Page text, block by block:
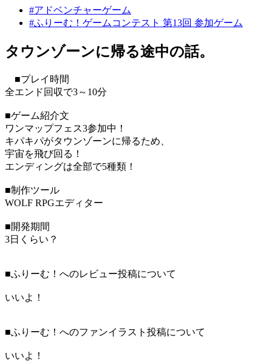
#アドベンチャーゲーム
#ふりーむ！ゲームコンテスト 第13回 参加ゲーム
タウンゾーンに帰る途中の話。
■プレイ時間
全エンド回収で3～10分
■ゲーム紹介文
ワンマップフェス3参加中！
キパキパがタウンゾーンに帰るため、
宇宙を飛び回る！
エンディングは全部で5種類！
■制作ツール
WOLF RPGエディター
■開発期間
3日くらい？
■ふりーむ！へのレビュー投稿について
いいよ！
■ふりーむ！へのファンイラスト投稿について
いいよ！